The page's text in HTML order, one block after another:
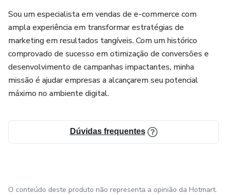
Sou um especialista em vendas de e-commerce com
ampla experiência em transformar estratégias de
marketing em resultados tangíveis. Com um histórico
comprovado de sucesso em otimização de conversões e
desenvolvimento de campanhas impactantes, minha
missão é ajudar empresas a alcançarem seu potencial
máximo no ambiente digital.
Dúvidas frequentes
O conteúdo deste produto não representa a opinião da Hotmart.